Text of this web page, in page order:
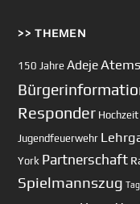
>> THEMEN
150 Jahre Adeje
Responder Hochzeit
Jugendfeuerwehr
York Partnerschaft
Spielmannszug